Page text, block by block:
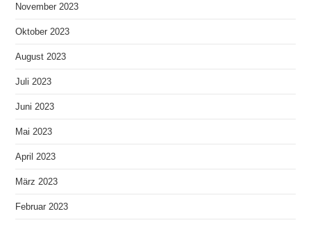
November 2023
Oktober 2023
August 2023
Juli 2023
Juni 2023
Mai 2023
April 2023
März 2023
Februar 2023